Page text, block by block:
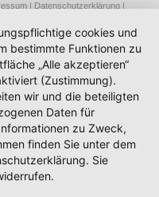
| Datenschutzerklärung |
cookies und
bestimmte Funktionen zu
„Alle akzeptieren“
(Zustimmung).
wir und die beteiligten
Daten für
zu Zweck,
finden Sie unter dem
Sie